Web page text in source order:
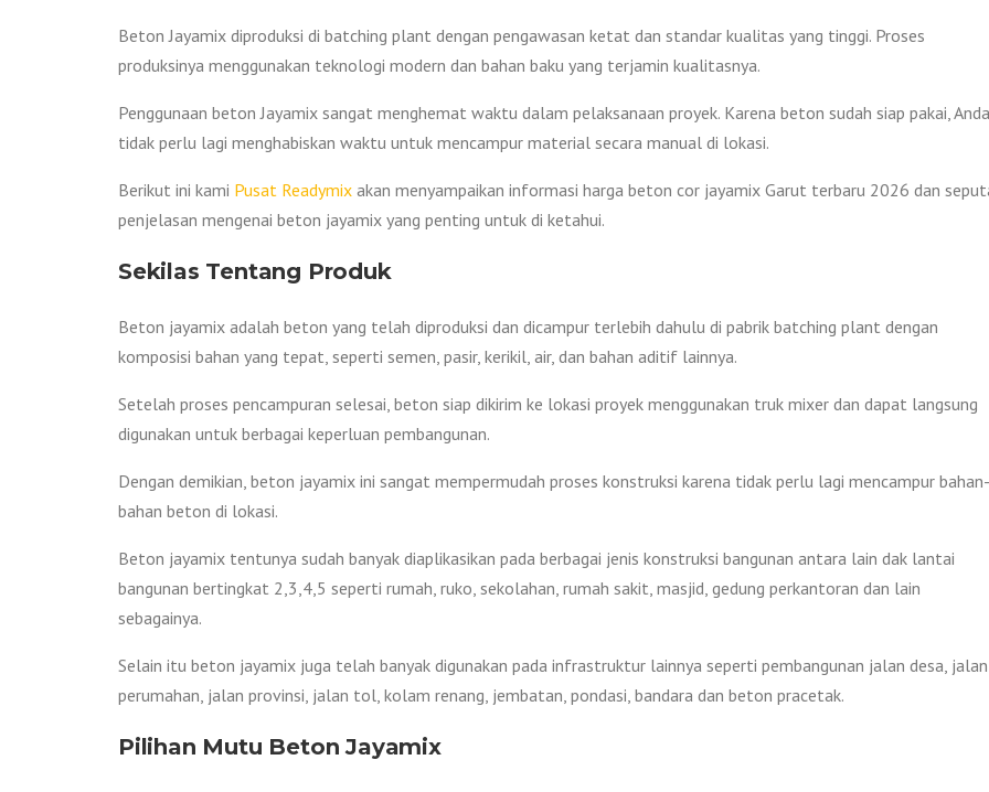
Beton Jayamix diproduksi di batching plant dengan pengawasan ketat dan standar kualitas yang tinggi. Proses
produksinya menggunakan teknologi modern dan bahan baku yang terjamin kualitasnya.
Penggunaan beton Jayamix sangat menghemat waktu dalam pelaksanaan proyek. Karena beton sudah siap pakai, Anda
tidak perlu lagi menghabiskan waktu untuk mencampur material secara manual di lokasi.
Berikut ini kami Pusat Readymix akan menyampaikan informasi harga beton cor jayamix Garut terbaru 2026 dan
penjelasan mengenai beton jayamix yang penting untuk di ketahui.
Sekilas Tentang Produk
Beton jayamix adalah beton yang telah diproduksi dan dicampur terlebih dahulu di pabrik batching plant dengan
komposisi bahan yang tepat, seperti semen, pasir, kerikil, air, dan bahan aditif lainnya.
Setelah proses pencampuran selesai, beton siap dikirim ke lokasi proyek menggunakan truk mixer dan dapat langsung
digunakan untuk berbagai keperluan pembangunan.
Dengan demikian, beton jayamix ini sangat mempermudah proses konstruksi karena tidak perlu lagi mencampur bahan-
bahan beton di lokasi.
Beton jayamix tentunya sudah banyak diaplikasikan pada berbagai jenis konstruksi bangunan antara lain dak lantai
bangunan bertingkat 2,3,4,5 seperti rumah, ruko, sekolahan, rumah sakit, masjid, gedung perkantoran dan lain
sebagainya.
Selain itu beton jayamix juga telah banyak digunakan pada infrastruktur lainnya seperti pembangunan jalan desa, jalan
perumahan, jalan provinsi, jalan tol, kolam renang, jembatan, pondasi, bandara dan beton pracetak.
Pilihan Mutu Beton Jayamix